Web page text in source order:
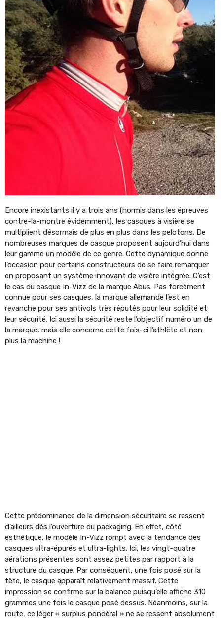
Encore inexistants il y a trois ans (hormis dans les épreuves
contre-la-montre évidemment), les casques à visière se
multiplient désormais de plus en plus dans les pelotons. De
nombreuses marques de casque proposent aujourd’hui dans
leur gamme un modèle de ce genre. Cette dynamique donne
l’occasion pour certains constructeurs de se faire remarquer
en proposant un système innovant de visière intégrée. C’est
le cas du casque In-Vizz de la marque Abus. Pas forcément
connue pour ses casques, la marque allemande l’est en
revanche pour ses antivols très réputés pour leur solidité et
leur sécurité. Ici aussi la sécurité reste l’objectif numéro un de
la marque, mais elle concerne cette fois-ci l’athlète et non
plus la machine !
Cette prédominance de la dimension sécuritaire se ressent
d’ailleurs dès l’ouverture du packaging. En effet, côté
esthétique, le modèle In-Vizz rompt avec la tendance des
casques ultra-épurés et ultra-lights. Ici, les vingt-quatre
aérations présentes sont assez petites par rapport à la
structure du casque. Par conséquent, une fois posé sur la
tête, le casque apparaît relativement massif. Cette
impression se confirme sur la balance puisqu’elle affiche 310
grammes une fois le casque posé dessus. Néanmoins, sur la
route, ce léger « surplus pondéral » ne se ressent absolument